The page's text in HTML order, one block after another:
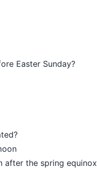
Easter Sunday?
after the spring equinox